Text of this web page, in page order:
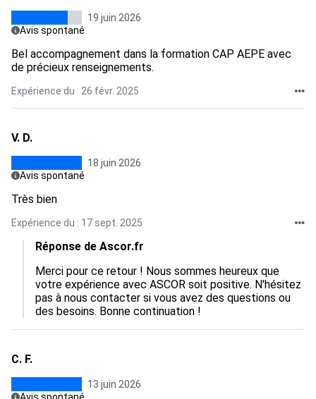
19 juin 2026
Avis spontané
Bel accompagnement dans la formation CAP AEPE avec
de précieux renseignements.
Expérience du : 26 févr. 2025
V. D.
18 juin 2026
Avis spontané
Très bien
Expérience du : 17 sept. 2025
Réponse de Ascor.fr
Merci pour ce retour ! Nous sommes heureux que
votre expérience avec ASCOR soit positive. N'hésitez
pas à nous contacter si vous avez des questions ou
des besoins. Bonne continuation !
C. F.
13 juin 2026